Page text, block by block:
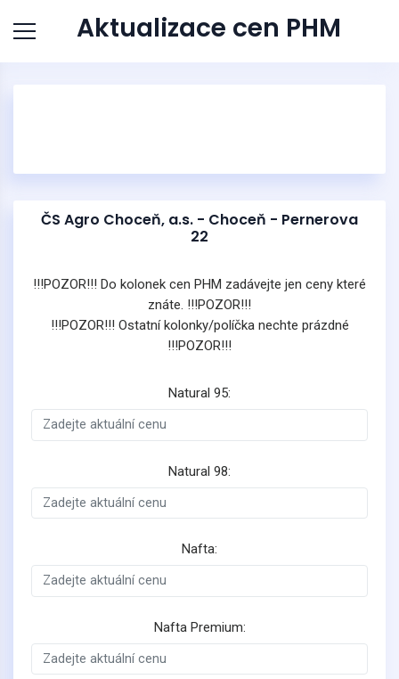
Aktualizace cen PHM
ČS Agro Choceň, a.s. - Choceň - Pernerova
22
!!!POZOR!!! Do kolonek cen PHM zadávejte jen ceny které
znáte. !!!POZOR!!!
!!!POZOR!!! Ostatní kolonky/políčka nechte prázdné
!!!POZOR!!!
Natural 95:
Natural 98:
Nafta:
Nafta Premium: